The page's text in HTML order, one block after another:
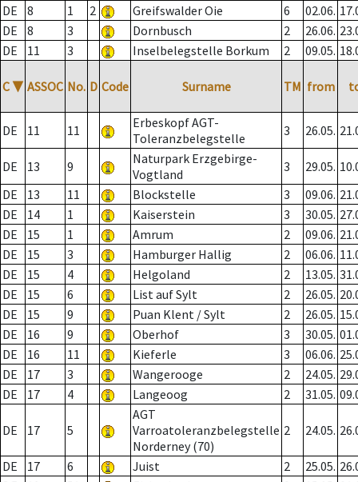
DE
8 1 2 Greifswalder Oie 6 02.06.
DE
8 3 Dornbusch 2 26.06.
DE
11 3 Inselbelegstelle Borkum 2 09.05.
C ▼ ASSOC No. D Code Surname TM from
DE 11 11
Erbeskopf AGT-
Toleranzbelegstelle
3 26.05.
DE 13 9
Naturpark Erzgebirge-
Vogtland
3 29.05.
DE
13 11 Blockstelle 3 09.06.
DE
14 1 Kaiserstein 3 30.05.
DE
15 1 Amrum 2 09.06.
DE
15 3 Hamburger Hallig 2 06.06.
DE
15 4 Helgoland 2 13.05.
DE
15 6 List auf Sylt 2 26.05.
DE
15 9 Puan Klent / Sylt 2 26.05.
DE
16 9 Oberhof 3 30.05.
DE
16 11 Kieferle 3 06.06.
DE
17 3 Wangerooge 2 24.05.
DE
17 4 Langeoog 2 31.05.
DE 17 5
AGT
Varroatoleranzbelegstelle
Norderney (70)
2 24.05.
DE 17 6 Juist 2 25.05.